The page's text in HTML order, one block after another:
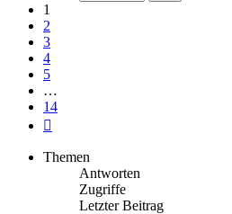
1
2
3
4
5
…
14
Themen
Antworten
Zugriffe
Letzter Beitrag